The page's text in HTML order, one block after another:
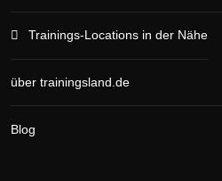
Trainings-Locations in der Nähe
über trainingsland.de
Blog